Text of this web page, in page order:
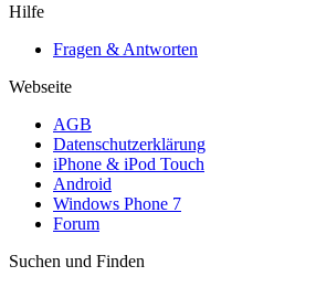
Hilfe
Fragen & Antworten
Webseite
AGB
Datenschutzerklärung
iPhone & iPod Touch
Android
Windows Phone 7
Forum
Suchen und Finden